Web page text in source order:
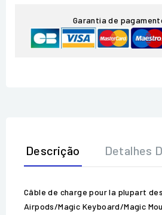
Garantia de
Descrição Detalhes
Câble de charge pour la plupart
Airpods/Magic Keyboard/Magic